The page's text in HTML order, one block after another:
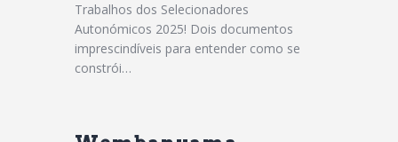
Trabalhos dos Selecionadores
Autonómicos 2025! Dois documentos
imprescindíveis para entender como se
constrói…